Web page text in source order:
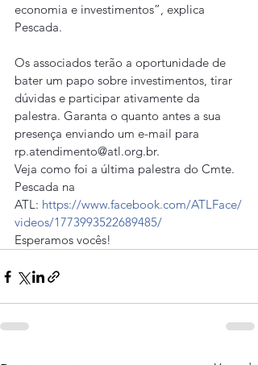
economia e investimentos”, explica
Pescada.
Os associados terão a oportunidade de
bater um papo sobre investimentos, tirar
dúvidas e participar ativamente da
palestra. Garanta o quanto antes a sua
presença enviando um e-mail para
rp.atendimento@atl.org.br.
Veja como foi a última palestra do Cmte.
Pescada na
ATL: https://www.facebook.com/ATLFace/
videos/1773993522689485/
Esperamos vocês!